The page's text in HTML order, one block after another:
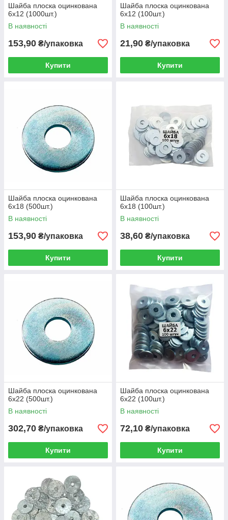
Шайба плоска оцинкована
6х12 (1000шт.)
В наявності
153,90 ₴/упаковка
Купити
Шайба плоска оцинкована
6х12 (100шт.)
В наявності
21,90 ₴/упаковка
Купити
Шайба плоска оцинкована
6х18 (500шт.)
В наявності
153,90 ₴/упаковка
Купити
Шайба плоска оцинкована
6х18 (100шт.)
В наявності
38,60 ₴/упаковка
Купити
Шайба плоска оцинкована
6х22 (500шт.)
В наявності
302,70 ₴/упаковка
Купити
Шайба плоска оцинкована
6х22 (100шт.)
В наявності
72,10 ₴/упаковка
Купити